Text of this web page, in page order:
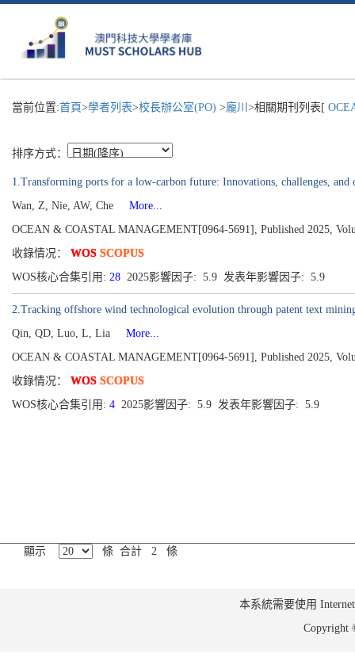
當前位置:首頁>學者列表>校長辦公室(PO) >龐川 >相關期刊列表[
排序方式：
1.Transforming ports for a low-carbon future: Innovations, challenges, and
Wan, Z, Nie, AW, Che
More...
OCEAN & COASTAL MANAGEMENT[0964-5691], Published 2025,
收錄情况： WOS SCOPUS
WOS核心合集引用: 28 2025影響因子: 5.9 发表年影響因子: 5.9
2.Tracking offshore wind technological evolution through patent text
Qin, QD, Luo, L, Lia
More...
OCEAN & COASTAL MANAGEMENT[0964-5691], Published 2025,
收錄情况： WOS SCOPUS
WOS核心合集引用: 4 2025影響因子: 5.9 发表年影響因子: 5.9
顯示 條 合計 2 條
本系統需要使用
Copyright